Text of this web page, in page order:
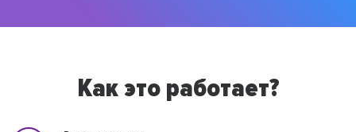
Как это работает?